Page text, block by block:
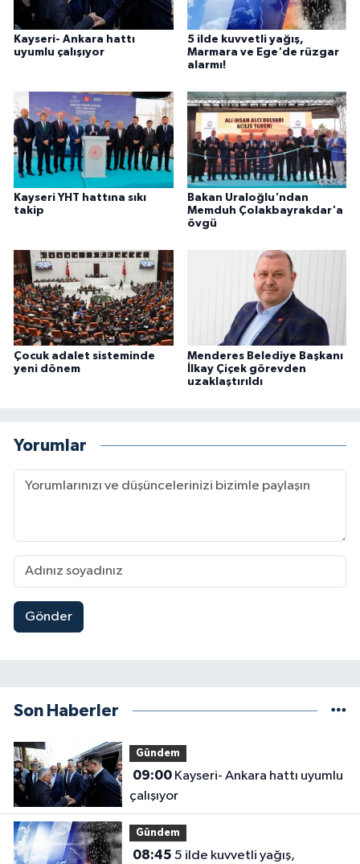
Kayseri- Ankara hattı
uyumlu çalışıyor
5 ilde kuvvetli yağış,
Marmara ve Ege'de rüzgar
alarmı!
Kayseri YHT hattına sıkı
takip
Bakan Uraloğlu'ndan
Memduh Çolakbayrakdar'a
övgü
Çocuk adalet sisteminde
yeni dönem
Menderes Belediye Başkanı
İlkay Çiçek görevden
uzaklaştırıldı
Yorumlar
Gönder
Son Haberler
Gündem
09:00Kayseri- Ankara hattı uyumlu
çalışıyor
Gündem
08:45